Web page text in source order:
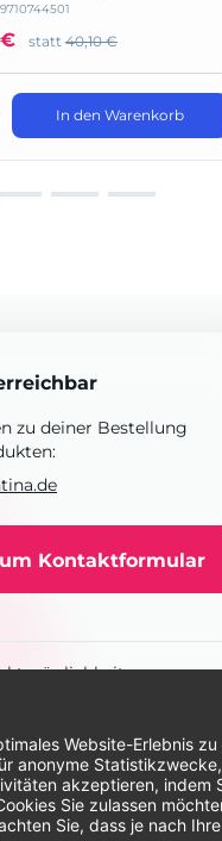
statt 40,10 €
In den Warenkorb
zu deiner Bestellung
Kontaktformular